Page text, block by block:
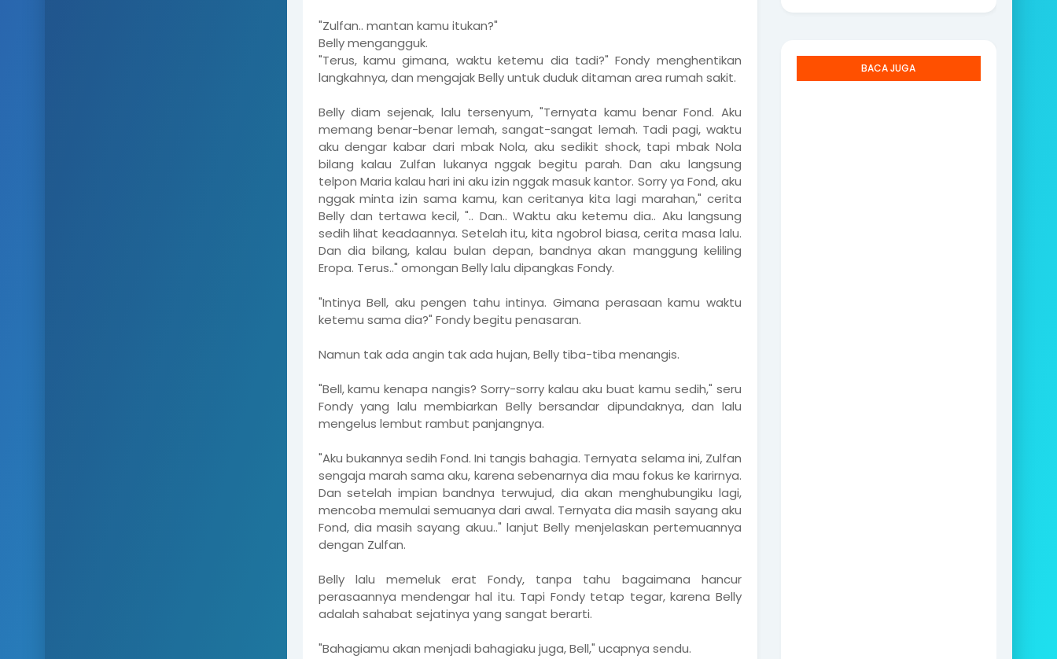
"Zulfan.. mantan kamu itukan?"
Belly mengangguk.
"Terus, kamu gimana, waktu ketemu dia tadi?" Fondy menghentikan
langkahnya, dan mengajak Belly untuk duduk ditaman area rumah sakit.
Belly diam sejenak, lalu tersenyum, "Ternyata kamu benar Fond. Aku
memang benar-benar lemah, sangat-sangat lemah. Tadi pagi, waktu
aku dengar kabar dari mbak Nola, aku sedikit shock, tapi mbak Nola
bilang kalau Zulfan lukanya nggak begitu parah. Dan aku langsung
telpon Maria kalau hari ini aku izin nggak masuk kantor. Sorry ya Fond, aku
nggak minta izin sama kamu, kan ceritanya kita lagi marahan," cerita
Belly dan tertawa kecil, ".. Dan.. Waktu aku ketemu dia.. Aku langsung
sedih lihat keadaannya. Setelah itu, kita ngobrol biasa, cerita masa lalu.
Dan dia bilang, kalau bulan depan, bandnya akan manggung keliling
Eropa. Terus.." omongan Belly lalu dipangkas Fondy.
"Intinya Bell, aku pengen tahu intinya. Gimana perasaan kamu waktu
ketemu sama dia?" Fondy begitu penasaran.
Namun tak ada angin tak ada hujan, Belly tiba-tiba menangis.
"Bell, kamu kenapa nangis? Sorry-sorry kalau aku buat kamu sedih," seru
Fondy yang lalu membiarkan Belly bersandar dipundaknya, dan lalu
mengelus lembut rambut panjangnya.
"Aku bukannya sedih Fond. Ini tangis bahagia. Ternyata selama ini, Zulfan
sengaja marah sama aku, karena sebenarnya dia mau fokus ke karirnya.
Dan setelah impian bandnya terwujud, dia akan menghubungiku lagi,
mencoba memulai semuanya dari awal. Ternyata dia masih sayang aku
Fond, dia masih sayang akuu.." lanjut Belly menjelaskan pertemuannya
dengan Zulfan.
Belly lalu memeluk erat Fondy, tanpa tahu bagaimana hancur
perasaannya mendengar hal itu. Tapi Fondy tetap tegar, karena Belly
adalah sahabat sejatinya yang sangat berarti.
"Bahagiamu akan menjadi bahagiaku juga, Bell," ucapnya sendu.
BACA JUGA